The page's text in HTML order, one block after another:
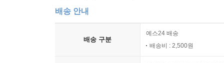
배송 안내
배송 구분
예스24 배송
배송비 : 2,500원